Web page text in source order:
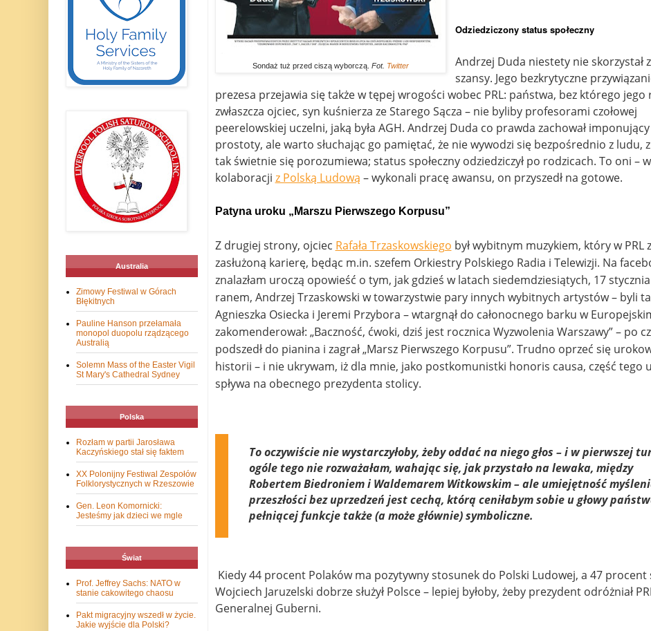
Sondaż tuż przed ciszą wyborczą. Fot. Twitter
Odziedziczony status społeczny
Andrzej Duda niestety nie skorzystał
szansy. Jego bezkrytyczne
prezesa przejawia się także w tępej wrogości wobec PRL: państwa, bez którego jego
zwłaszcza ojciec, syn kuśnierza ze Starego Sącza – nie byliby profesorami czołowej
peerelowskiej uczelni, jaką była AGH. Andrzej Duda co prawda zachował
prostoty, ale warto słuchając go pamiętać, że nie wywodzi się bezpośrednio z ludu,
tak świetnie się porozumiewa; status społeczny odziedziczył po rodzicach. To oni – w
kolaboracji z Polską Ludową – wykonali pracę awansu, on przyszedł na gotowe.
Patyna uroku „Marszu Pierwszego Korpusu”
Z drugiej strony, ojciec Rafała Trzaskowskiego był wybitnym muzykiem, który w PRL
zasłużoną karierę, będąc m.in. szefem Orkiestry Polskiego Radia i Telewizji. Na
znalazłam uroczą opowieść o tym, jak gdzieś w latach siedemdziesiątych, 17
ranem, Andrzej Trzaskowski w towarzystwie pary innych wybitnych artystów – byli
Agnieszka Osiecka i Jeremi Przybora – wtargnął do całonocnego barku w
zakomenderował: „Baczność, ćwoki, dziś jest rocznica Wyzwolenia Warszawy” – po
podszedł do pianina i zagrał „Marsz Pierwszego Korpusu”. Trudno oprzeć się
historii – i nie ukrywam, iż dla mnie, jako postkomunistki honoris causa, część tego
spływa na obecnego prezydenta stolicy.
To oczywiście nie wystarczyłoby, żeby oddać na niego głos – i w pierwszej
ogóle tego nie rozważałam, wahając się, jak przystało na lewaka, między
Robertem Biedroniem i Waldemarem Witkowskim – ale umiejętność
przeszłości bez uprzedzeń jest cechą, którą ceniłabym sobie u głowy
pełniącej funkcje także (a może głównie) symboliczne.
Kiedy 44 procent Polaków ma pozytywny stosunek do Polski Ludowej, a 47 procent
Wojciech Jaruzelski dobrze służył Polsce – lepiej byłoby, żeby prezydent odróżniał
Generalnej Guberni.
Australia
Zimowy Festiwal w Górach
Błękitnych
Pauline Hanson przełamała
monopol duopolu rządzącego
Australią
Solemn Mass of the Easter Vigil
St Mary's Cathedral Sydney
Polska
Rozłam w partii Jarosława
Kaczyńskiego stał się faktem
XX Polonijny Festiwal Zespołów
Folklorystycznych w Rzeszowie
Gen. Leon Komornicki:
Jesteśmy jak dzieci we mgle
Świat
Prof. Jeffrey Sachs: NATO w
stanie cakowitego chaosu
Pakt migracyjny wszedł w życie.
Jakie wyjście dla Polski?